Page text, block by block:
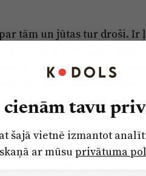
tām un jūtas tur droši. Ir
kārtībā dzīvojamā māja,
Saimniecības ēkā ir
apguvi reālā darba vidē.
dārzu, kas ir viņu
visi “Cerību spārni”
un sekot līdzi labdarības
cienām tavu
šajā vietnē izmantot
ar mūsuprivātuma